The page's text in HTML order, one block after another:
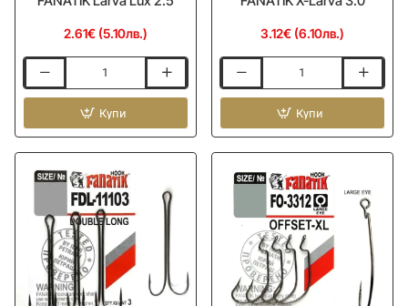
2.61€ (5.10лв.)
примамка
Larva
Lux
Купи
3.12€ (6.10лв.)
примамка
X-
Larva
Купи